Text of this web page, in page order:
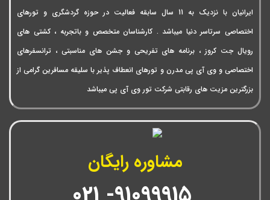
ایرانیان با نزدیک به 11 سال سابقه فعالیت در حوزه گردشگری و تورهای
اختصاصی سرتاسر دنیا میباشد . کارشناسان متخصص و باتجربه ، کشتی های
رویال جت کروز ، برنامه های تفریحی و جشن های مناسبتی ، ترانسفرهای
اختصاصی و وی آی پی مدرن و تورهای انعطاف پذیر با سلیقه مسافرین گرامی از
بزرگترین مزیت های رقابتی شرکت تور وی آی پی میباشد
مشاوره رایگان